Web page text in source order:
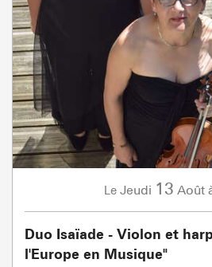
Le Jeudi 13 Août
Duo Isaïade - Violon et
l'Europe en Musique"